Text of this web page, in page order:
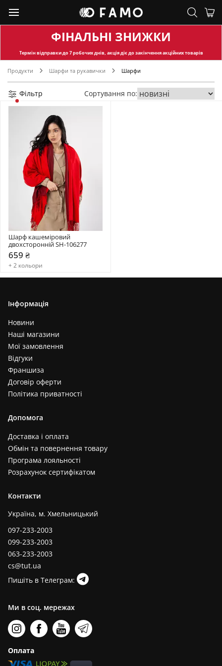
ФІНАЛЬНІ ЗНИЖКИ
Термін відправкидо 7 робочих днів, акція діє до закінчення акційних товарів
Продукти Шарфи та рукавички Шарфи
Фільтр Сортування по:
Шарф кашеміровий
двохсторонній SH-106277
659 ₴
+ 2 кольори
Інформація
Новини
Наші магазини
Мої замовлення
Відгуки
Франшиза
Договір оферти
Політика приватності
Допомога
Доставка і оплата
Обмін та повернення товару
Програма лояльності
Розрахунок сертифікатом
Контакти
Україна, м. Хмельницький
097-233-2003
099-233-2003
063-233-2003
cs@tut.ua
Пишіть в Телеграм:
Ми в соц. мережах
Оплата